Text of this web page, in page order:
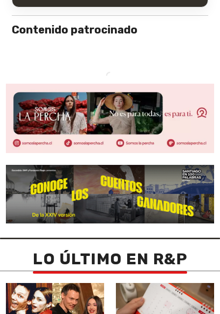
Contenido patrocinado
LO ÚLTIMO EN R&P